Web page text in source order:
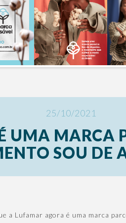
25/10/2021
UMA MARCA
SOU DE
a Lufamar agora é uma marca